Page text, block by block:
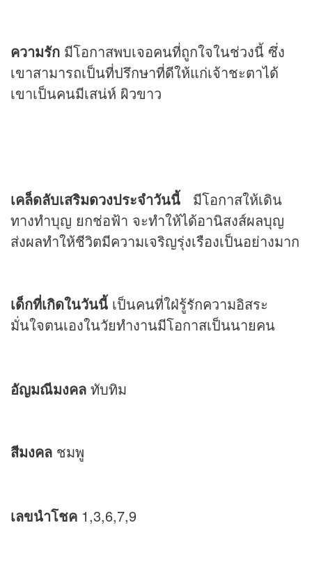
ความรัก มีโอกาสพบเจอคนที่ถูกใจในช่วงนี้ ซึ่ง
เขาสามารถเป็นที่ปรึกษาที่ดีให้แก่เจ้าชะตาได้
เขาเป็นคนมีเสน่ห์ ผิวขาว
เคล็ดลับเสริมดวงประจำวันนี้ มีโอกาสให้เดิน
ทางทำบุญ ยกช่อฟ้า จะทำให้ได้อานิสงส์ผลบุญ
ส่งผลทำให้ชีวิตมีความเจริญรุ่งเรืองเป็นอย่างมาก
เด็กที่เกิดในวันนี้ เป็นคนที่ใฝ่รู้รักความอิสระ
มั่นใจตนเองในวัยทำงานมีโอกาสเป็นนายคน
อัญมณีมงคล ทับทิม
สีมงคล ชมพู
เลขนำโชค 1,3,6,7,9